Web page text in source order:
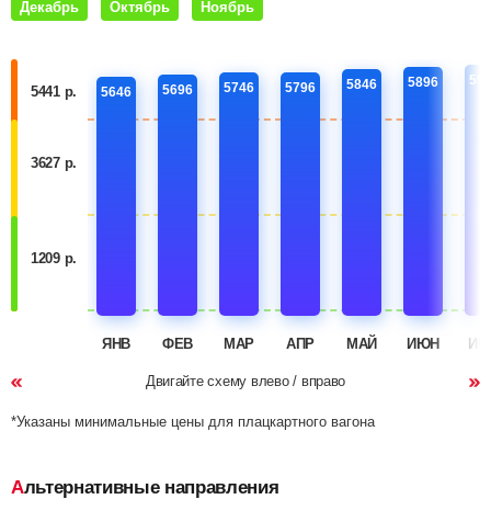
Декабрь Октябрь Ноябрь
5441 р.
3627 р.
1209 р.
5646
ЯНВ
5696
ФЕВ
5746
МАР
5796
АПР
5846
МАЙ
5896
ИЮН
Двигайте схему влево / вправо
*Указаны минимальные цены для плацкартного вагона
Альтернативные направления